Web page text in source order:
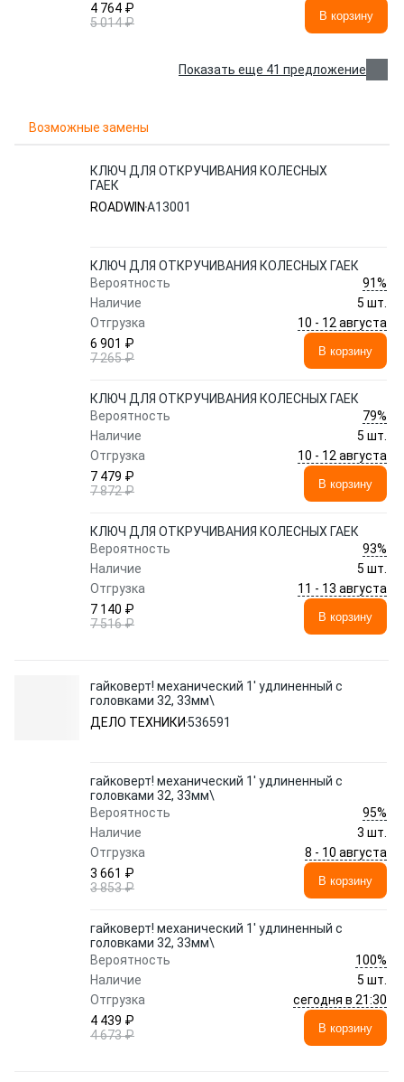
4 764 ₽
5 014 ₽
В корзину
Показать еще 41 предложение
Возможные замены
КЛЮЧ ДЛЯ ОТКРУЧИВАНИЯ КОЛЕСНЫХ
ГАЕК
ROADWIN A13001
КЛЮЧ ДЛЯ ОТКРУЧИВАНИЯ КОЛЕСНЫХ ГАЕК
Вероятность
91%
Наличие
5 шт.
Отгрузка
10 - 12 августа
6 901 ₽
7 265 ₽
В корзину
КЛЮЧ ДЛЯ ОТКРУЧИВАНИЯ КОЛЕСНЫХ ГАЕК
Вероятность
79%
Наличие
5 шт.
Отгрузка
10 - 12 августа
7 479 ₽
7 872 ₽
В корзину
КЛЮЧ ДЛЯ ОТКРУЧИВАНИЯ КОЛЕСНЫХ ГАЕК
Вероятность
93%
Наличие
5 шт.
Отгрузка
11 - 13 августа
7 140 ₽
7 516 ₽
В корзину
гайковерт! механический 1' удлиненный с
головками 32, 33мм\
ДЕЛО ТЕХНИКИ 536591
гайковерт! механический 1' удлиненный с
головками 32, 33мм\
Вероятность
95%
Наличие
3 шт.
Отгрузка
8 - 10 августа
3 661 ₽
3 853 ₽
В корзину
гайковерт! механический 1' удлиненный с
головками 32, 33мм\
Вероятность
100%
Наличие
5 шт.
Отгрузка
сегодня в 21:30
4 439 ₽
4 673 ₽
В корзину